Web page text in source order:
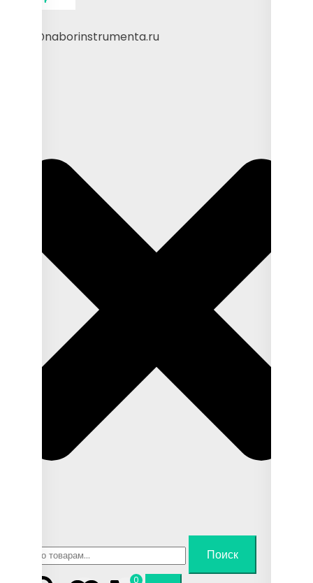
sales@naborinstrumenta.ru
Искать:
Поиск
0